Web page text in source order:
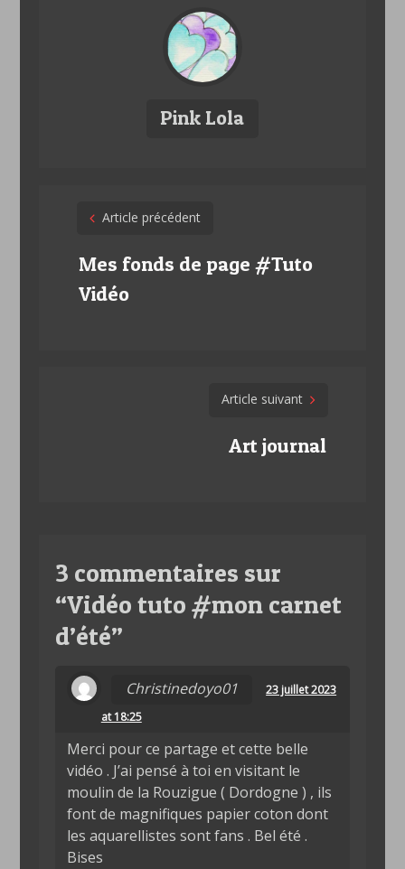
Pink Lola
Post
navigation
Article précédent
Mes fonds de page #Tuto
Vidéo
Article suivant
Art journal
3 commentaires sur
“Vidéo tuto #mon carnet
d’été”
Christinedoyo01
23 juillet 2023
at 18:25
Merci pour ce partage et cette belle
vidéo . J’ai pensé à toi en visitant le
moulin de la Rouzigue ( Dordogne ) , ils
font de magnifiques papier coton dont
les aquarellistes sont fans . Bel été .
Bises